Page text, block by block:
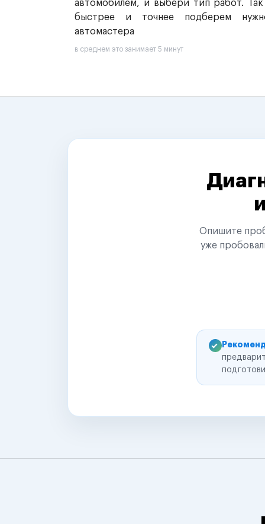
автомобилем, и выбери тип работ.
быстрее и точнее подберем
автомастера
в среднем это занимает 5 минут
Опишите
уже